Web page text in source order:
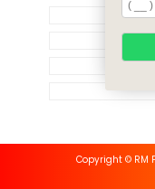
Copyright © RM